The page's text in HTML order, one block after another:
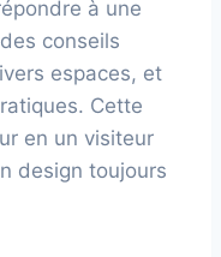
à une
conseils
espaces, et
Cette
en un visiteur
design toujours